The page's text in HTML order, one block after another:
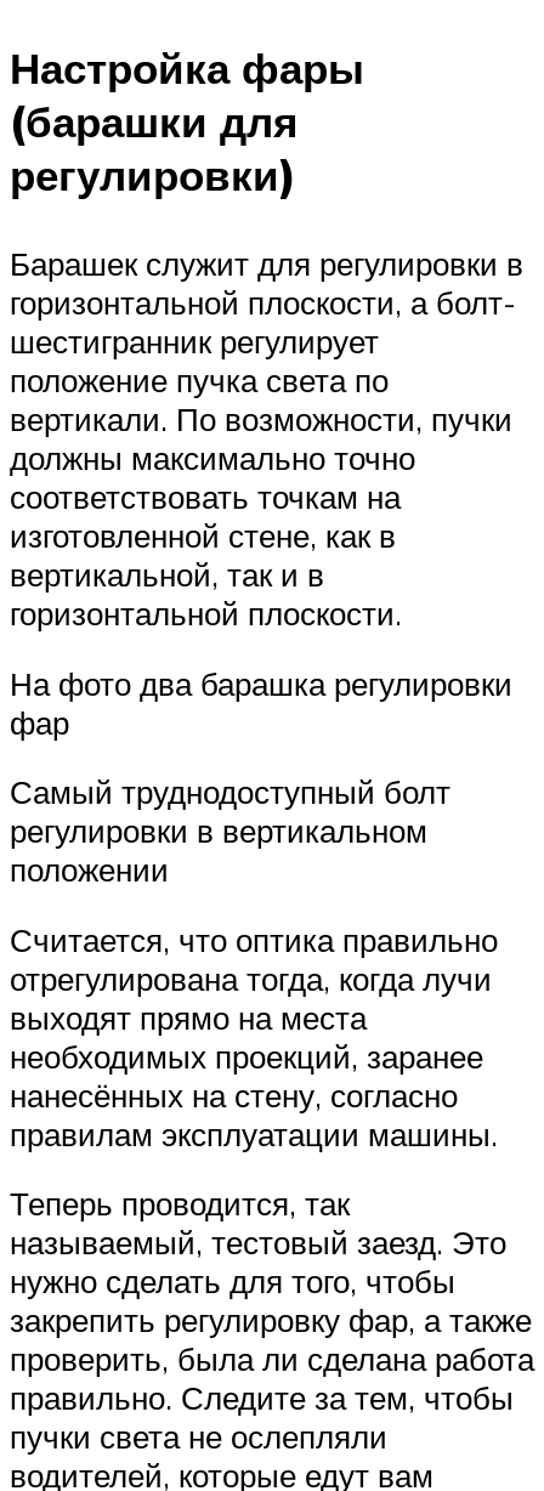
Настройка фары
(барашки для
регулировки)
Барашек служит для регулировки в
горизонтальной плоскости, а болт-
шестигранник регулирует
положение пучка света по
вертикали. По возможности, пучки
должны максимально точно
соответствовать точкам на
изготовленной стене, как в
вертикальной, так и в
горизонтальной плоскости.
На фото два барашка регулировки
фар
Самый труднодоступный болт
регулировки в вертикальном
положении
Считается, что оптика правильно
отрегулирована тогда, когда лучи
выходят прямо на места
необходимых проекций, заранее
нанесённых на стену, согласно
правилам эксплуатации машины.
Теперь проводится, так
называемый, тестовый заезд. Это
нужно сделать для того, чтобы
закрепить регулировку фар, а также
проверить, была ли сделана работа
правильно. Следите за тем, чтобы
пучки света не ослепляли
водителей, которые едут вам